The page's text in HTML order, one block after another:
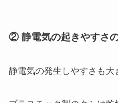
② 静電気の起きやすさ
静電気の発生しやすさも大